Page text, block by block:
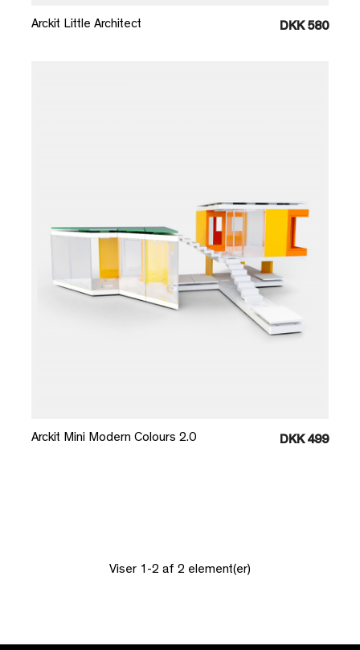
Arckit Little Architect DKK 580
Arckit Mini Modern Colours 2.0 DKK 499
Viser 1-2 af 2 element(er)